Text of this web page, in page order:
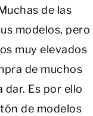
de las
modelos, pero
muy elevados
de muchos
dar. Es por ello
de modelos